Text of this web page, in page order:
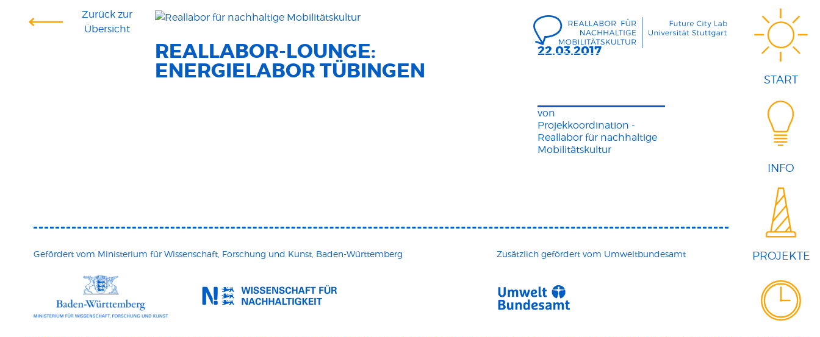
START
INFO
PROJEKTE
Zurück zur
Übersicht
REALLABOR-LOUNGE:
ENERGIELABOR TÜBINGEN
22.03.2017
von
Projekkoordination -
Reallabor für nachhaltige
Mobilitätskultur
Gefördert vom Ministerium für Wissenschaft, Forschung und Kunst, Baden-Württemberg Zusätzlich gefördert vom Umweltbundesamt